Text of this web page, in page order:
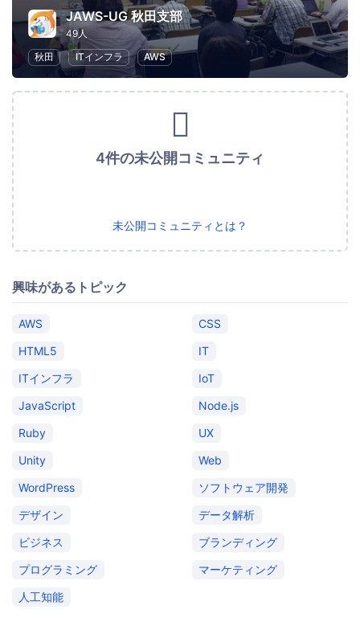
JAWS-UG 秋田支部
49人
秋田
ITインフラ AWS
4件の未公開コミュニティ
未公開コミュニティとは？
興味があるトピック
AWS
CSS
HTML5
IT
ITインフラ
IoT
JavaScript
Node.js
Ruby
UX
Unity
Web
WordPress
ソフトウェア開発
デザイン
データ解析
ビジネス
ブランディング
プログラミング
マーケティング
人工知能